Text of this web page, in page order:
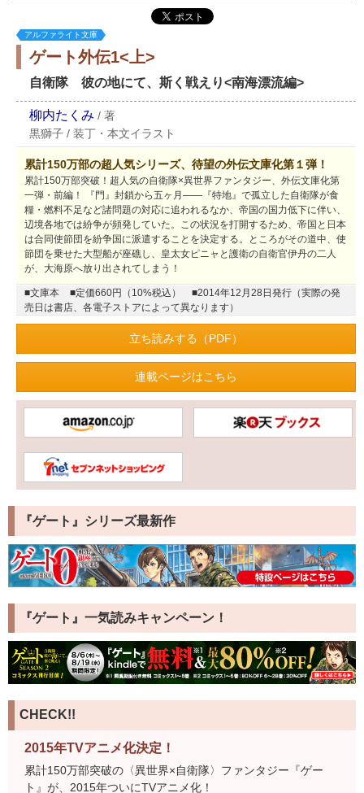
アルファライト文庫
ゲート外伝1<上>
自衛隊 彼の地にて、斯く戦えり<南海漂流編>
柳内たくみ / 著
黒獅子 / 装丁・本文イラスト
累計150万部の超人気シリーズ、待望の外伝文庫化第１弾！
累計150万部突破！超人気の自衛隊×異世界ファンタジー、外伝文庫化第
一弾・前編！ 『門』封鎖から五ヶ月――『特地』で孤立した自衛隊が食
糧・燃料不足など諸問題の対応に追われるなか、帝国の国力低下に伴い、
辺境各地では紛争が頻発していた。この状況を打開するため、帝国と日本
は合同使節団を紛争国に派遣することを決定する。ところがその道中、使
節団を乗せた大型船が座礁し、皇太女ピニャと護衛の自衛官伊丹の二人
が、大海原へ放り出されてしまう！
■文庫本 ■定価660円（10%税込）
■2014年12月28日発行（実際の発
売日は書店、各電子ストアによって異なります）
立ち読みする（PDF）
連載ページはこちら
『ゲート』シリーズ最新作
『ゲート』一気読みキャンペーン！
CHECK!!
2015年TVアニメ化決定！
累計150万部突破の〈異世界×自衛隊〉ファンタジー『ゲー
ト』が、2015年ついにTVアニメ化！